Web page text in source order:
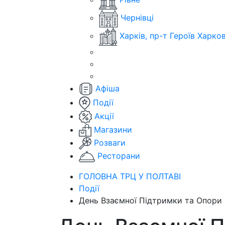
Чернівці
Харків, пр-т Героїв
Афіша
Події
Акції
Магазини
Розваги
Ресторани
ГОЛОВНА ТРЦ У ПОЛТАВІ
Події
День Взаємної Підтримки та Опори